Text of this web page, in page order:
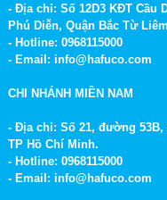
Quý khách có thể lựa
bơi
từ các thương hiệu
- Địa chỉ: Số 12D3 KĐT Cầu
Phú Diễn, Quận Bắc Từ
- Hotline: 0968115000
- Email: info@hafuco.com
CHI NHÁNH MIỀN NAM
- Địa chỉ: Số 21, đường
TP Hồ Chí Minh.
- Hotline: 0968115000
- Email: info@hafuco.com